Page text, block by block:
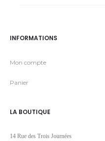
INFORMATIONS
Mon compte
Panier
LA BOUTIQUE
14 Rue des Trois Journées